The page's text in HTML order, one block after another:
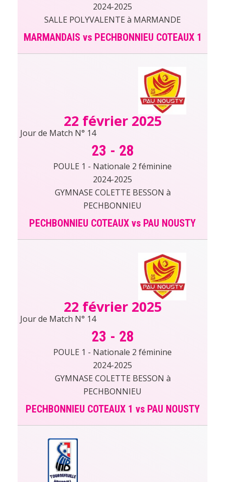
2024-2025
SALLE POLYVALENTE à MARMANDE
MARMANDAIS vs PECHBONNIEU COTEAUX 1
22 février 2025
Jour de Match N° 14
23 - 28
POULE 1 - Nationale 2 féminine
2024-2025
GYMNASE COLETTE BESSON à
PECHBONNIEU
PECHBONNIEU COTEAUX vs PAU NOUSTY
22 février 2025
Jour de Match N° 14
23 - 28
POULE 1 - Nationale 2 féminine
2024-2025
GYMNASE COLETTE BESSON à
PECHBONNIEU
PECHBONNIEU COTEAUX 1 vs PAU NOUSTY